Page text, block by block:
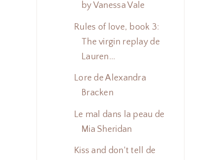
by Vanessa Vale
Rules of love, book 3:
The virgin replay de
Lauren...
Lore de Alexandra
Bracken
Le mal dans la peau de
Mia Sheridan
Kiss and don't tell de